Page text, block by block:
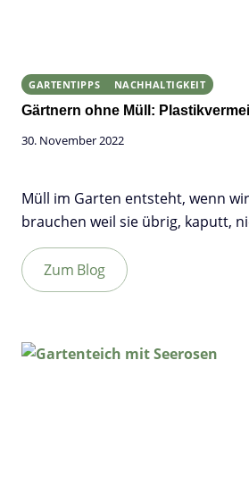
GARTENTIPPS NACHHALTIGKEIT
Gärtnern ohne Müll:
30. November 2022
Müll im Garten entsteht, wenn
brauchen weil sie übrig, kaputt,
Zum Blog